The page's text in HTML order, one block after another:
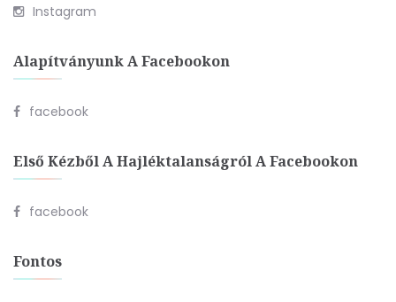
Instagram
Alapítványunk A Facebookon
facebook
Első Kézből A Hajléktalanságról A Facebookon
facebook
Fontos